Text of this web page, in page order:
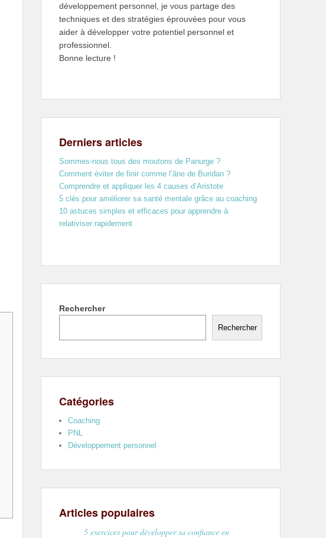
développement personnel, je vous partage des
techniques et des stratégies éprouvées pour vous
aider à développer votre potentiel personnel et
professionnel.
Bonne lecture !
Derniers articles
Sommes-nous tous des moutons de Panurge ?
Comment éviter de finir comme l’âne de Buridan ?
Comprendre et appliquer les 4 causes d’Aristote
5 clés pour améliorer sa santé mentale grâce au coaching
10 astuces simples et efficaces pour apprendre à
relativiser rapidement
Rechercher
Rechercher
Catégories
Coaching
PNL
Développement personnel
Articles populaires
5 exercices pour développer sa confiance en